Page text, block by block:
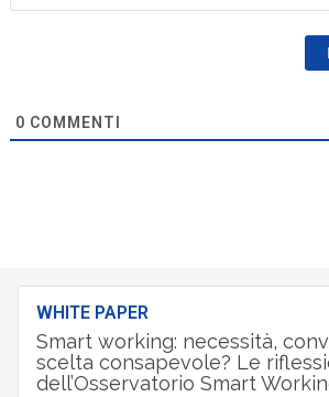
0 COMMENTI
WHITE PAPER
Smart working: necessità,
scelta consapevole? Le
dell’Osservatorio Smart